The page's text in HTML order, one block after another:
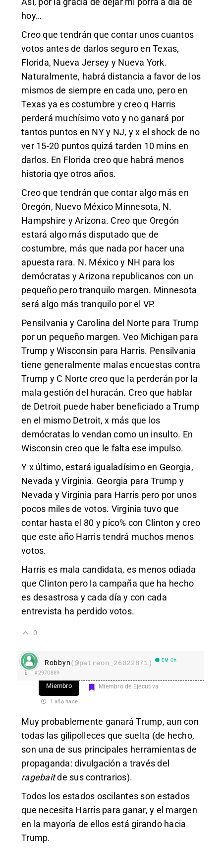
hoy…
Creo que tendrán que contar unos cuantos
votos antes de darlos seguro en Texas,
Florida, Nueva Jersey y Nueva York.
Naturalmente, habrá distancia a favor de los
mismos de siempre en cada uno, pero en
Texas ya es costumbre y creo q Harris
perderá muchísimo voto y no ganará por
tantos puntos en NY y NJ, y x el shock de no
ver 15-20 puntos quizá tarden 10 mins en
darlos. En Florida creo que habrá menos
historia qye otros años.
Creo que tendrán que contar algo más en
Oregón, Nuevo México Minnesota, N.
Hampshire y Arizona. Creo que Oregón
estará algo más disputado que de
costumbre, más que nada por hacer una
apuesta rara. N. México y NH para los
demócratas y Arizona republicanos con un
pequeño pero tranquilo margen. Minnesota
será algo más tranquilo por el VP.
Pensilvania y Carolina del Norte para Trump
por un pequeño margen. Veo Michigan para
Trump y Wisconsin para Harris. Pensilvania
tiene generalmente malas encuestas contra
Trump y C Norte creo que la perderán por la
mala gestión del huracán. Creo que hablar
de Detroit puede haber beneficiado a Trump
en el mismo Detroit, x más que los
demócratas lo vendan como un insulto. En
Wisconsin creo que le falta ese impulso.
Y x último, estará igualadísimo en Georgia,
Nevada y Virginia. Georgia para Trump y
Nevada y Virginia para Harris pero por unos
pocos miles de votos. Virginia tuvo que
contar hasta el 80 y pico% con Clinton y creo
que este año Harris tendrá muchos menos
votos.
Harris es mala candidata, es menos odiada
que Clinton pero la campaña que ha hecho
es desastrosa y cada día y con cada
entrevista ha perdido votos.
0
Robbyn(@patreon_26022871) EM On
#2970889
Miembro Miembro de Ejecutiva
1 año hace
Muy probablemente ganará Trump, aun con
todas las gilipolleces que suelta (de hecho,
son una de sus principales herramientas de
propaganda: divulgación a través del
ragebaitde sus contrarios).
Todos los estados oscilantes son estados
que necesita Harris para ganar, y el margen
en la mayoría de ellos está girando hacia
Trump.